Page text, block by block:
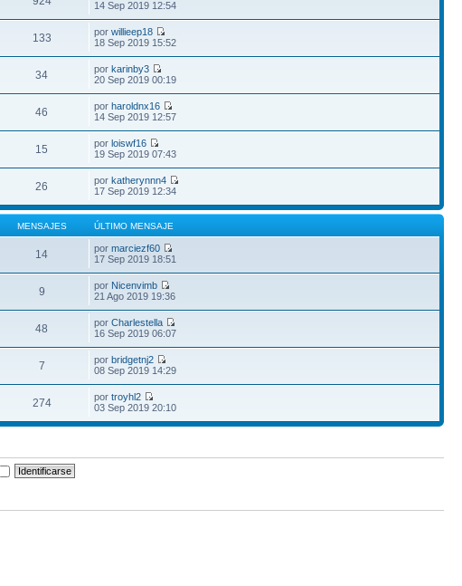
14 Sep 2019 12:54
133 porwillieep18
18 Sep 2019 15:52
34 porkarinby3
20 Sep 2019 00:19
46 porharoldnx16
14 Sep 2019 12:57
15 porloiswf16
19 Sep 2019 07:43
26 porkatherynnn4
17 Sep 2019 12:34
MENSAJES ÚLTIMO MENSAJE
14 pormarciezf60
17 Sep 2019 18:51
9 por Nicenvimb
21 Ago 2019 19:36
48 porCharlestella
16 Sep 2019 06:07
7 porbridgetnj2
08 Sep 2019 14:29
274 portroyhl2
03 Sep 2019 20:10